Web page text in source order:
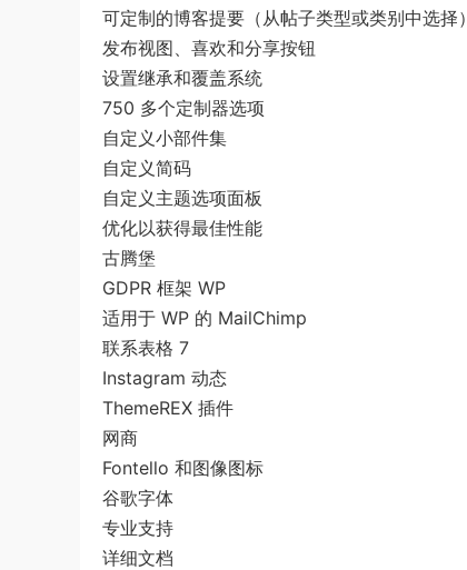
可定制的博客提要（从帖子类型或类别中选择）
发布视图、喜欢和分享按钮
设置继承和覆盖系统
750 多个定制器选项
自定义小部件集
自定义简码
自定义主题选项面板
优化以获得最佳性能
古腾堡
GDPR 框架 WP
适用于 WP 的 MailChimp
联系表格 7
Instagram 动态
ThemeREX 插件
网商
Fontello 和图像图标
谷歌字体
专业支持
详细文档